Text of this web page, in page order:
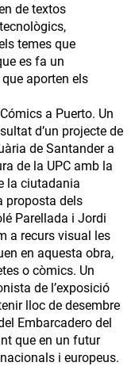
de textos
temes que
es fa un
aporten els
a Puerto. Un
d’un projecte de
de Santander a
de la UPC amb la
la ciutadania
proposta dels
Parellada i Jordi
a recurs visual les
en aquesta obra,
o còmics. Un
de l’exposició
lloc de desembre
Embarcadero del
que en un futur
i europeus.